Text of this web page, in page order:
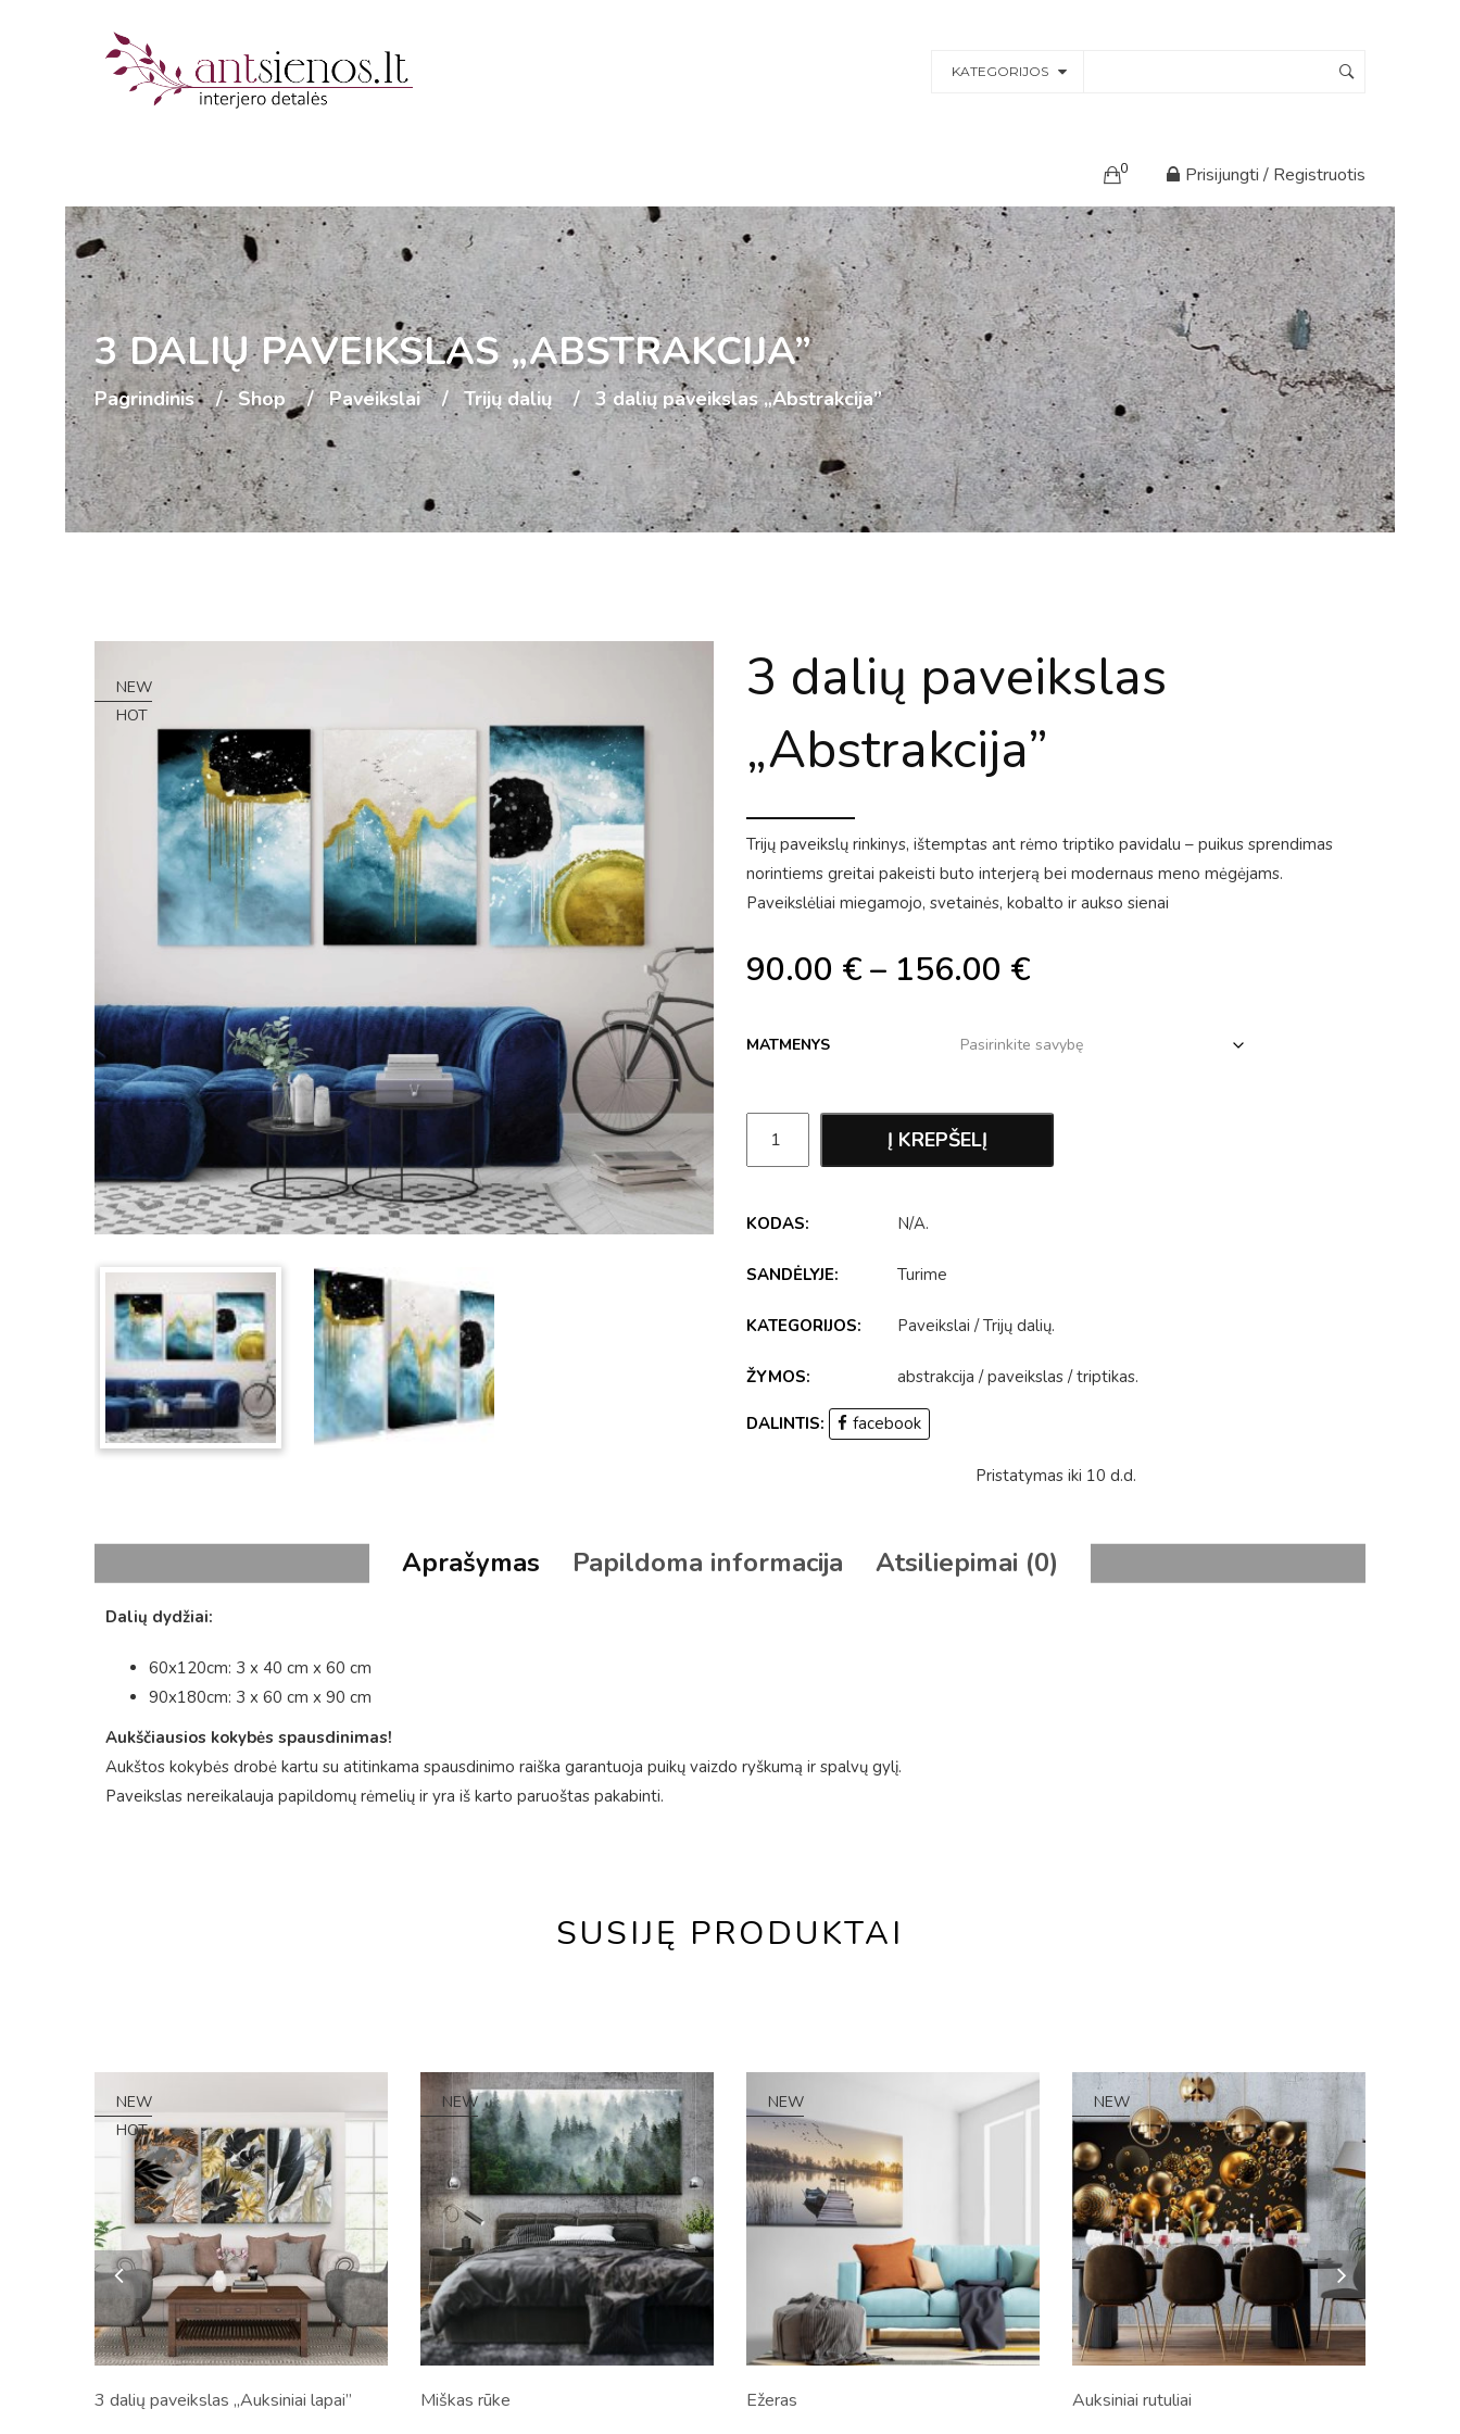
KATEGORIJOS
0 Prisijungti / Registruotis
3 DALIŲ PAVEIKSLAS „ABSTRAKCIJA”
Pagrindinis Shop Paveikslai Trijų dalių 3 dalių paveikslas „Abstrakcija”
NEW
HOT
3 dalių paveikslas
„Abstrakcija”
Trijų paveikslų rinkinys, ištemptas ant rėmo triptiko pavidalu – puikus sprendimas
norintiems greitai pakeisti buto interjerą bei modernaus meno mėgėjams.
Paveikslėliai miegamojo, svetainės, kobalto ir aukso sienai
90.00 €– 156.00 €
MATMENYS
Į KREPŠELĮ
KODAS: N/A.
SANDĖLYJE: Turime
KATEGORIJOS: Paveikslai /Trijų dalių.
ŽYMOS: abstrakcija /paveikslas /triptikas.
DALINTIS: facebook
Pristatymas iki 10 d.d.
Aprašymas Papildoma informacija Atsiliepimai (0)
Dalių dydžiai:
60x120cm: 3 x 40 cm x 60 cm
90x180cm: 3 x 60 cm x 90 cm
Aukščiausios kokybės spausdinimas!
Aukštos kokybės drobė kartu su atitinkama spausdinimo raiška garantuoja puikų vaizdo ryškumą ir spalvų gylį.
Paveikslas nereikalauja papildomų rėmelių ir yra iš karto paruoštas pakabinti.
SUSIJĘ PRODUKTAI
NEW
HOT
3 dalių paveikslas „Auksiniai lapai”
NEW
Miškas rūke
NEW
Ežeras
NEW
Auksiniai rutuliai